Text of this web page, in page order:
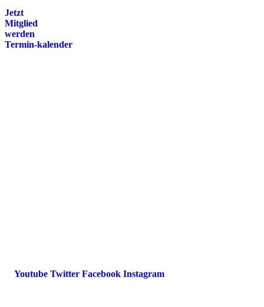
Jetzt
Mitglied
werden
Termin-kalender
Youtube Twitter Facebook Instagram